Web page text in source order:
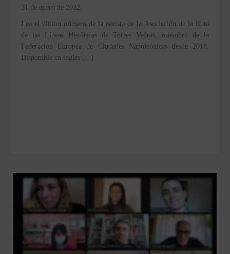
31 de enero de 2022
Lea el último número de la revista de la Asociación de la Ruta
de las Líneas Históricas de Torres Vedras, miembro de la
Federación Europea de Ciudades Napoleónicas desde 2018.
Disponible en inglés [...]